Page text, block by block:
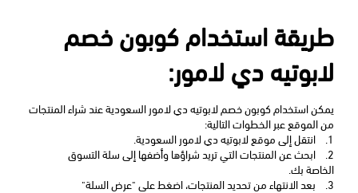
لابوتيه دي لامور:
من الموقع عبر الخطوات التالية:
1.
انتقل إلى موقع لابوتيه دي لامور السعودية.
2.
الخاصة بك.
3.